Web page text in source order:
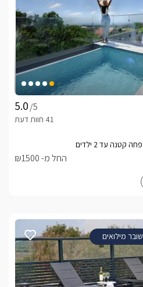
/5
החל מ- ₪1500
שובר מילואים